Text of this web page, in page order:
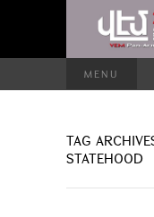
MENU
TAG
STATEHOOD